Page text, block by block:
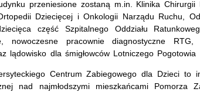
przeniesione zostaną m.in. Klinika
Dziecięcej i Onkologii Narządu Ruchu,
część Szpitalnego Oddziału
nowoczesne pracownie diagnostyczne
lądowisko dla śmigłowców Lotniczego Pogotowia
Centrum Zabiegowego dla Dzieci to
nad najmłodszymi mieszkańcami Pomorza